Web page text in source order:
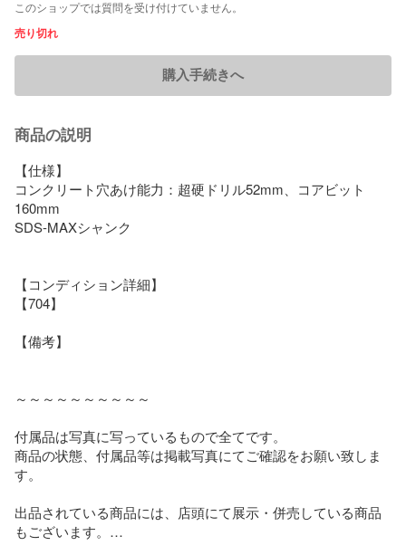
このショップでは質問を受け付けていません。
売り切れ
購入手続きへ
商品の説明
【仕様】
コンクリート穴あけ能力：超硬ドリル52mm、コアビット
160mm
SDS-MAXシャンク
【コンディション詳細】
【704】
【備考】
～～～～～～～～～～
付属品は写真に写っているもので全てです。
商品の状態、付属品等は掲載写真にてご確認をお願い致しま
す。
出品されている商品には、店頭にて展示・併売している商品
もございます。